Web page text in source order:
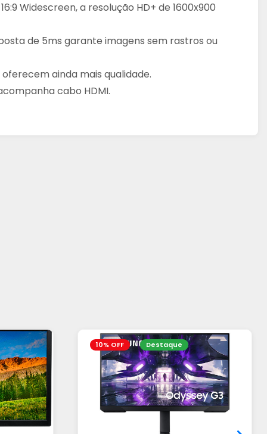
Widescreen, a resolução HD+ de 1600x900
de 5ms garante imagens sem rastros ou
ainda mais qualidade.
cabo HDMI.
10% OFF Destaque